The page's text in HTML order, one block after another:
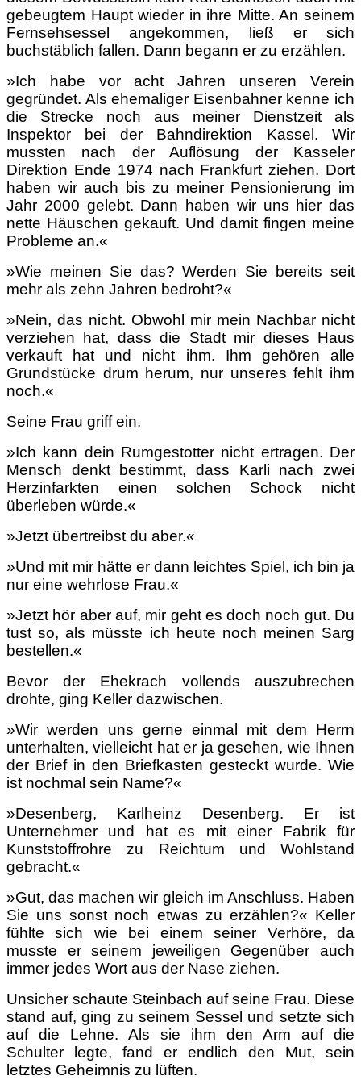
gebeugtem Haupt wieder in ihre Mitte. An seinem
Fernsehsessel angekommen, ließ er sich
buchstäblich fallen. Dann begann er zu erzählen.
»Ich habe vor acht Jahren unseren Verein
gegründet. Als ehemaliger Eisenbahner kenne ich
die Strecke noch aus meiner Dienstzeit als
Inspektor bei der Bahndirektion Kassel. Wir
mussten nach der Auflösung der Kasseler
Direktion Ende 1974 nach Frankfurt ziehen. Dort
haben wir auch bis zu meiner Pensionierung im
Jahr 2000 gelebt. Dann haben wir uns hier das
nette Häuschen gekauft. Und damit fingen meine
Probleme an.«
»Wie meinen Sie das? Werden Sie bereits seit
mehr als zehn Jahren bedroht?«
»Nein, das nicht. Obwohl mir mein Nachbar nicht
verziehen hat, dass die Stadt mir dieses Haus
verkauft hat und nicht ihm. Ihm gehören alle
Grundstücke drum herum, nur unseres fehlt ihm
noch.«
Seine Frau griff ein.
»Ich kann dein Rumgestotter nicht ertragen. Der
Mensch denkt bestimmt, dass Karli nach zwei
Herzinfarkten einen solchen Schock nicht
überleben würde.«
»Jetzt übertreibst du aber.«
»Und mit mir hätte er dann leichtes Spiel, ich bin ja
nur eine wehrlose Frau.«
»Jetzt hör aber auf, mir geht es doch noch gut. Du
tust so, als müsste ich heute noch meinen Sarg
bestellen.«
Bevor der Ehekrach vollends auszubrechen
drohte, ging Keller dazwischen.
»Wir werden uns gerne einmal mit dem Herrn
unterhalten, vielleicht hat er ja gesehen, wie Ihnen
der Brief in den Briefkasten gesteckt wurde. Wie
ist nochmal sein Name?«
»Desenberg, Karlheinz Desenberg. Er ist
Unternehmer und hat es mit einer Fabrik für
Kunststoffrohre zu Reichtum und Wohlstand
gebracht.«
»Gut, das machen wir gleich im Anschluss. Haben
Sie uns sonst noch etwas zu erzählen?« Keller
fühlte sich wie bei einem seiner Verhöre, da
musste er seinem jeweiligen Gegenüber auch
immer jedes Wort aus der Nase ziehen.
Unsicher schaute Steinbach auf seine Frau. Diese
stand auf, ging zu seinem Sessel und setzte sich
auf die Lehne. Als sie ihm den Arm auf die
Schulter legte, fand er endlich den Mut, sein
letztes Geheimnis zu lüften.